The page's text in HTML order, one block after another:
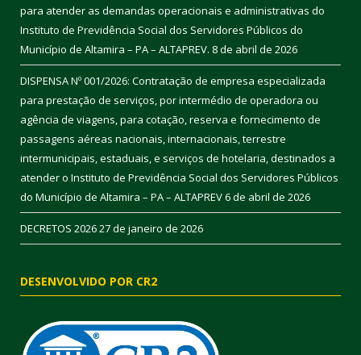
para atender as demandas operacionais e administrativas do
Instituto de Previdência Social dos Servidores Públicos do
Município de Altamira – PA – ALTAPREV. 8 de abril de 2026
DISPENSA Nº 001/2026: Contratação de empresa especializada
para prestação de serviços, por intermédio de operadora ou
agência de viagens, para cotação, reserva e fornecimento de
passagens aéreas nacionais, internacionais, terrestre
intermunicipais, estaduais, e serviços de hotelaria, destinados a
atender o Instituto de Previdência Social dos Servidores Públicos
do Município de Altamira – PA – ALTAPREV6 de abril de 2026
DECRETOS 202627 de janeiro de 2026
DESENVOLVIDO POR CR2